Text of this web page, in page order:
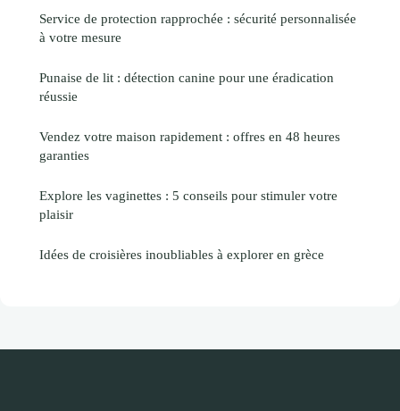
Service de protection rapprochée : sécurité personnalisée
à votre mesure
Punaise de lit : détection canine pour une éradication
réussie
Vendez votre maison rapidement : offres en 48 heures
garanties
Explore les vaginettes : 5 conseils pour stimuler votre
plaisir
Idées de croisières inoubliables à explorer en grèce